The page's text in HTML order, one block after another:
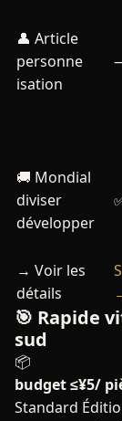
👤 Article
personne
isation
🚚 Mondial
diviser
développer
→ Voir les
détails
🎯 Rapide
sud
📦
budget ≤¥5/
Standard